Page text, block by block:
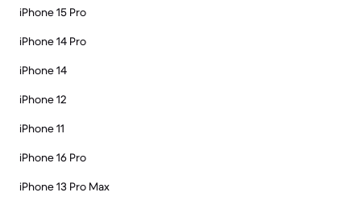
iPhone 15 Pro
iPhone 14 Pro
iPhone 14
iPhone 12
iPhone 11
iPhone 16 Pro
iPhone 13 Pro Max